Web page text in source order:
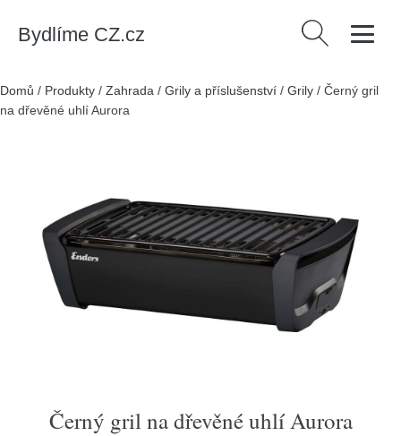
Bydlíme CZ.cz Vyhledávání
Domů / Produkty / Zahrada / Grily a příslušenství / Grily / Černý gril
na dřevěné uhlí Aurora
Černý gril na dřevěné uhlí Aurora